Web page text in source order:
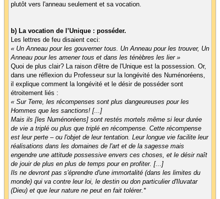
plutôt vers l'anneau seulement et sa vocation.
b) La vocation de l’Unique : posséder.
Les lettres de feu disaient ceci:
« Un Anneau pour les gouverner tous. Un Anneau pour les trouver, Un
Anneau pour les amener tous et dans les ténèbres les lier »
Quoi de plus clair? La raison d'être de l'Unique est la possession. Or,
dans une réflexion du Professeur sur la longévité des Numénoréens,
il explique comment la longévité et le désir de posséder sont
étroitement liés :
« Sur Terre, les récompenses sont plus dangeureuses pour les
Hommes que les sanctions! [...]
Mais ils [les Numénoréens] sont restés mortels même si leur durée
de vie a triplé ou plus que triplé en récompense. Cette récompense
est leur perte – ou l'objet de leur tentation. Leur longue vie facilite leur
réalisations dans les domaines de l'art et de la sagesse mais
engendre une attitude possessive envers ces choses, et le désir naît
de jouir de plus en plus de temps pour en profiter. [...]
Ils ne devront pas s'éprendre d'une immortalité (dans les limites du
monde) qui va contre leur loi, le destin ou don particulier d'Iluvatar
(Dieu) et que leur nature ne peut en fait tolérer.*